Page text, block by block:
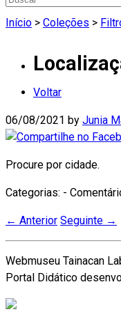
Início > Coleções >
Voltar
06/08/2021 by Junia
Procure por cidade.
Categorias: -
← Anterior Seguinte →
Webmuseu Tainacan
Portal Didático